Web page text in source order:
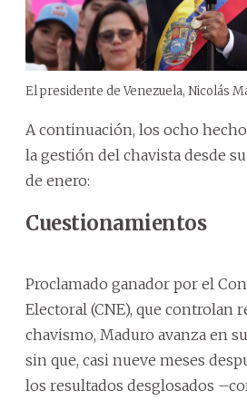
El presidente de Venezuela, Nicolás
A continuación, los ocho
la gestión del chavista desde
de enero:
Cuestionamientos
Proclamado ganador por el
Electoral (CNE), que controlan
chavismo, Maduro avanza en
sin que, casi nueve meses
los resultados desglosados